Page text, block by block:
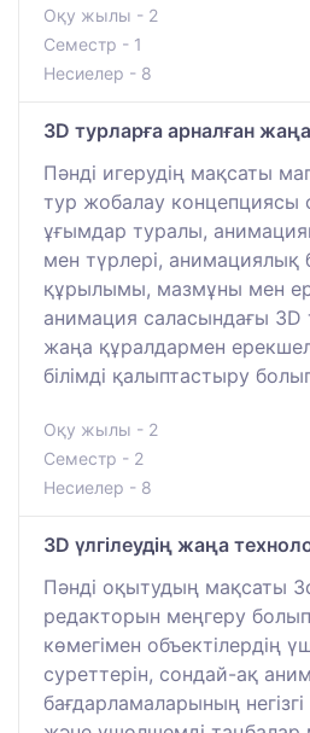
Оқу жылы - 2
Семестр - 1
Несиелер - 8
3D турларға арналған
Пәнді игерудің мақсаты
тур жобалау концепциясы
ұғымдар туралы,
мен түрлері, анимациялық
құрылымы, мазмұны мен
анимация саласындағы 3D
жаңа құралдармен
білімді қалыптастыру
Оқу жылы - 2
Семестр - 2
Несиелер - 8
3D үлгілеудің жаңа
Пәнді оқытудың мақсаты
редакторын меңгеру
көмегімен объектілердің
суреттерін, сондай-ақ
бағдарламаларының